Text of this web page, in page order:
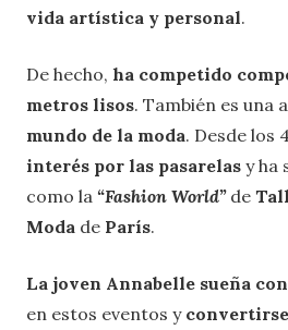
vida artística y personal.
De hecho, ha competido
metros lisos. También es una
mundo de la moda. Desde los
interés por las pasarelas y ha
como la “Fashion World”de
Moda de París.
La joven Annabelle sueña
en estos eventos y